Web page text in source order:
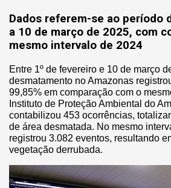
Dados referem-se ao período
a 10 de março de 2025, com
mesmo intervalo de 2024
Entre 1º de fevereiro e 10 de março
desmatamento no Amazonas
99,85% em comparação com o
Instituto de Proteção Ambiental do
contabilizou 453 ocorrências,
de área desmatada. No mesmo
registrou 3.082 eventos, resultando
vegetação derrubada.